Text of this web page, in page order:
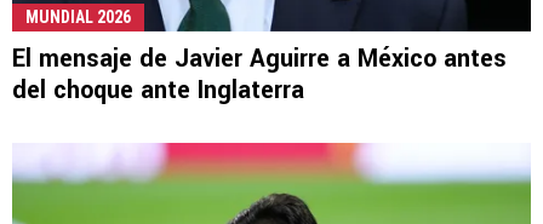
MUNDIAL 2026
El mensaje de Javier Aguirre a México antes
del choque ante Inglaterra